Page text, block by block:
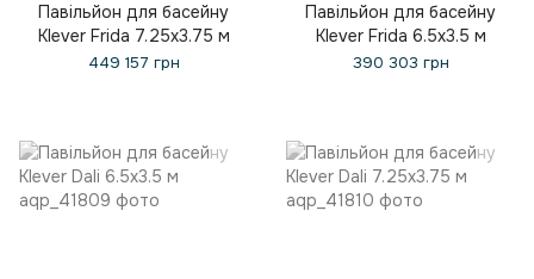
Павільйон для басейну
Klever Frida 7.25x3.75 м
449 157 грн
Павільйон для басейну
Klever Frida 6.5x3.5 м
390 303 грн